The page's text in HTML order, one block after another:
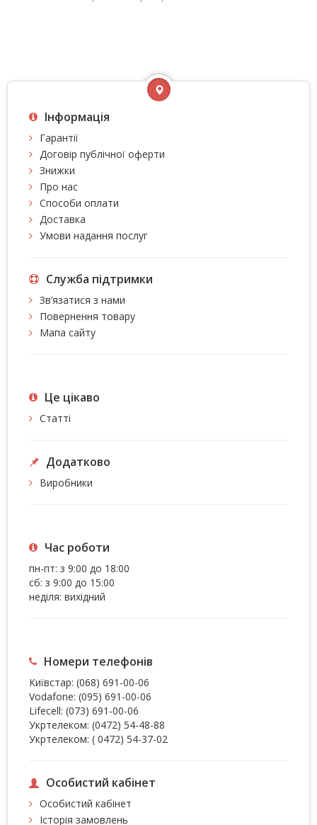
Інформація
Гарантії
Договір публічної оферти
Знижки
Про нас
Способи оплати
Доставка
Умови надання послуг
Служба підтримки
Зв’язатися з нами
Повернення товару
Мапа сайту
Це цiкаво
Статті
Додатково
Виробники
Час роботи
пн-пт: з 9:00 до 18:00
сб: з 9:00 до 15:00
неділя: вихідний
Номери телефонів
Київстар: (068) 691-00-06
Vodafone: (095) 691-00-06
Lifecell: (073) 691-00-06
Укртелеком: (0472) 54-48-88
Укртелеком: ( 0472) 54-37-02
Особистий кабінет
Особистий кабінет
Історія замовлень